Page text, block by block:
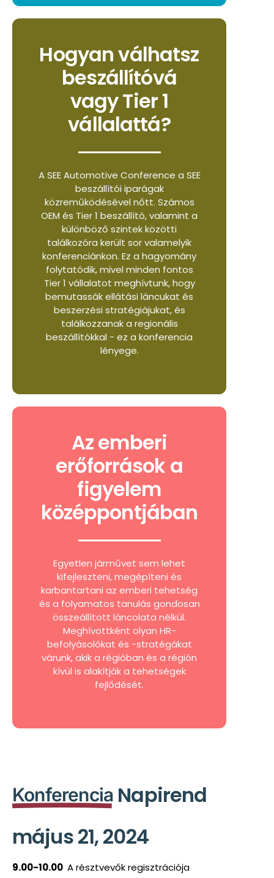
Hogyan válhatsz
beszállítóvá
vagy Tier 1
vállalattá?
A SEE Automotive Conference a SEE
beszállítói iparágak
közreműködésével nőtt. Számos
OEM és Tier 1 beszállító, valamint a
különböző szintek közötti
találkozóra került sor valamelyik
konferenciánkon. Ez a hagyomány
folytatódik, mivel minden fontos
Tier 1 vállalatot meghívtunk, hogy
bemutassák ellátási láncukat és
beszerzési stratégiájukat, és
találkozzanak a regionális
beszállítókkal - ez a konferencia
lényege.
Az emberi
erőforrások a
figyelem
középpontjában
Egyetlen járművet sem lehet
kifejleszteni, megépíteni és
karbantartani az emberi tehetség
és a folyamatos tanulás gondosan
összeállított láncolata nélkül.
Meghívottként olyan HR-
befolyásolókat és -stratégákat
várunk, akik a régióban és a régión
kívül is alakítják a tehetségek
fejlődését.
Konferencia Napirend
május 21, 2024
9.00-10.00 A résztvevők regisztrációja